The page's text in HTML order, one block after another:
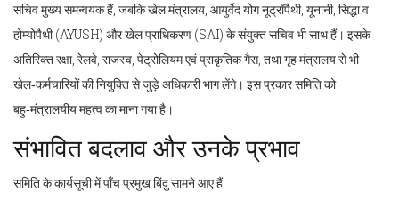
सचिव मुख्य समन्वयक हैं, जबकि खेल मंत्रालय, आयुर्वेद योग नूट्रॉपैथी, यूनानी, सिद्धा व
होम्योपैथी (AYUSH) और खेल प्राधिकरण (SAI) के संयुक्त सचिव भी साथ हैं। इसके
अतिरिक्त रक्षा, रेलवे, राजस्व, पेट्रोलियम एवं प्राकृतिक गैस, तथा गृह मंत्रालय से भी
खेल‑कर्मचारियों की नियुक्ति से जुड़े अधिकारी भाग लेंगे। इस प्रकार समिति को
बहु‑मंत्रालयीय महत्व का माना गया है।
संभावित बदलाव और उनके प्रभाव
समिति के कार्यसूची में पाँच प्रमुख बिंदु सामने आए हैं: